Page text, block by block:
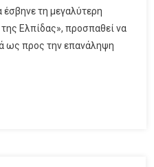
τη μεγαλύτερη
Ελπίδας», προσπαθεί να
ως προς την επανάληψη